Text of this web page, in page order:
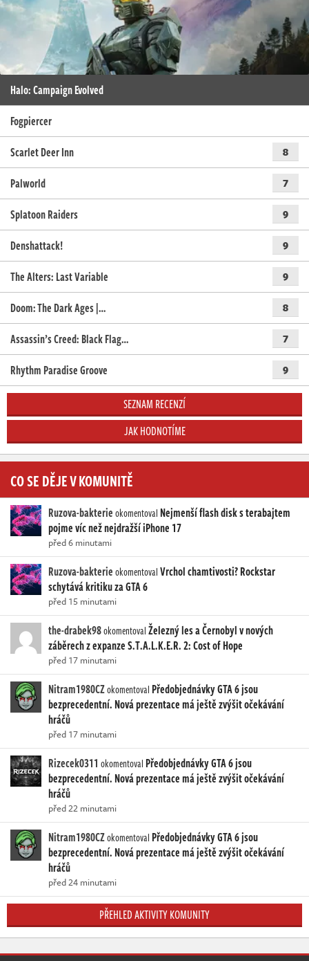
Halo: Campaign Evolved
Fogpiercer
Scarlet Deer Inn
8
Palworld 7
Splatoon Raiders 9
Denshattack! 9
The Alters: Last Variable 9
Doom: The Dark Ages |… 8
Assassin’s Creed: Black Flag… 7
Rhythm Paradise Groove 9
SEZNAM RECENZÍ
JAK HODNOTÍME
CO SE DĚJE V KOMUNITĚ
Ruzova-bakterieokomentoval Nejmenší flash disk s terabajtem
pojme víc než nejdražší iPhone 17
před 6 minutami
Ruzova-bakterieokomentovalVrchol chamtivosti? Rockstar
schytává kritiku za GTA 6
před 15 minutami
the-drabek98okomentovalŽelezný les a Černobyl v nových
záběrech z expanze S.T.A.L.K.E.R. 2: Cost of Hope
před 17 minutami
Nitram1980CZokomentoval Předobjednávky GTA 6 jsou
bezprecedentní. Nová prezentace má ještě zvýšit očekávání
hráčů
před 17 minutami
Rizecek0311 okomentoval Předobjednávky GTA 6 jsou
bezprecedentní. Nová prezentace má ještě zvýšit očekávání
hráčů
před 22 minutami
Nitram1980CZokomentoval Předobjednávky GTA 6 jsou
bezprecedentní. Nová prezentace má ještě zvýšit očekávání
hráčů
před 24 minutami
PŘEHLED AKTIVITY KOMUNITY